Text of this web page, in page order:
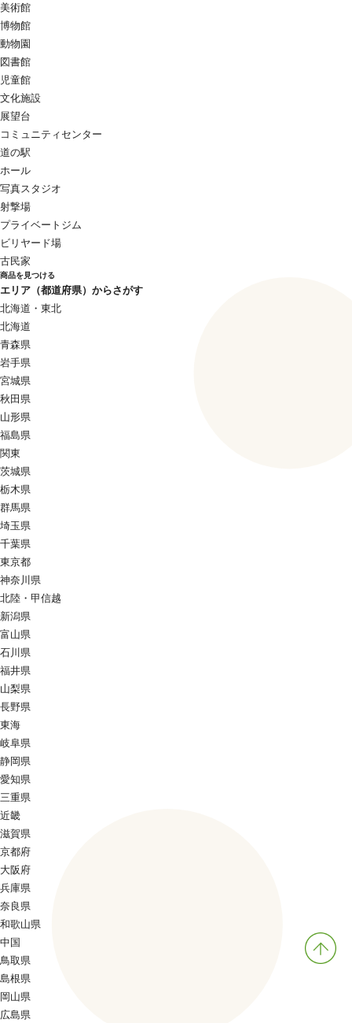
美術館
博物館
動物園
図書館
児童館
文化施設
展望台
コミュニティセンター
道の駅
ホール
写真スタジオ
射撃場
プライベートジム
ビリヤード場
古民家
商品を見つける
エリア（都道府県）からさがす
北海道・東北
北海道
青森県
岩手県
宮城県
秋田県
山形県
福島県
関東
茨城県
栃木県
群馬県
埼玉県
千葉県
東京都
神奈川県
北陸・甲信越
新潟県
富山県
石川県
福井県
山梨県
長野県
東海
岐阜県
静岡県
愛知県
三重県
近畿
滋賀県
京都府
大阪府
兵庫県
奈良県
和歌山県
中国
鳥取県
島根県
岡山県
広島県